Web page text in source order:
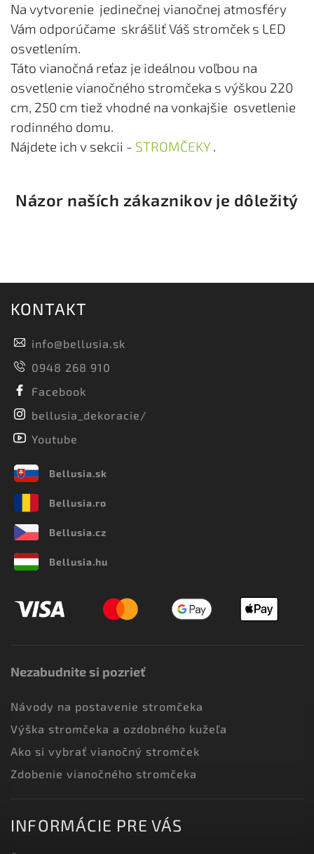
Na vytvorenie jedinečnej vianočnej atmosféry
Vám odporúčame skrášliť Váš stromček s LED
osvetlením.
Táto vianočná reťaz je ideálnou voľbou na
osvetlenie vianočného stromčeka s výškou 220
cm, 250 cm tiež vhodné na vonkajšie osvetlenie
rodinného domu.
Nájdete ich v sekcii - STROMČEKY .
KONTAKT
info@bellusia.sk
0948 268 910
Facebook
bellusia_dekoracie/
Youtube
Bellusia.sk
Bellusia.ro
Bellusia.cz
Bellusia.hu
Nezabudnite si pozrieť
Návody na postavenie stromčeka
Výška stromčeka a ozdobného kužeľa
Ako si vybrať vianočný stromček
Zdobenie vianočného stromčeka
INFORMÁCIE PRE VÁS